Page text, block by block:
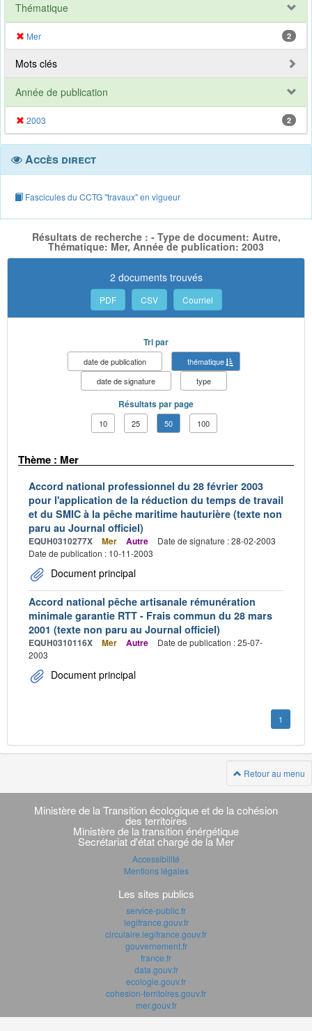
Thématique
Mer 2
Mots clés
Année de publication
2003 2
Accès direct
Fascicules du CCTG "travaux" en vigueur
Résultats de recherche : - Type de document: Autre,
Thématique: Mer, Année de publication: 2003
2 documents trouvés
PDF CSV Courriel
Tri par
date de publication
thématique
date de signature
type
Résultats par page
10 25 50 100
Thème : Mer
Accord national professionnel du 28 février 2003
pour l'application de la réduction du temps de travail
et du SMIC à la pêche maritime hauturière (texte non
paru au Journal officiel)
EQUH0310277X Mer Autre
Date de signature : 28-02-2003
Date de publication : 10-11-2003
Document principal
Accord national pêche artisanale rémunération
minimale garantie RTT - Frais commun du 28 mars
2001 (texte non paru au Journal officiel)
EQUH0310116X Mer Autre
Date de publication : 25-07-
2003
Document principal
1
Retour au menu
Navigation
transverse
Ministère de la Transition écologique et de la cohésion
des territoires
Ministère de la transition énérgétique
Secrétariat d'état chargé de la Mer
Accessibilité
Mentions légales
Les sites publics
service-public.fr
legifrance.gouv.fr
circulaire.legifrance.gouv.fr
gouvernement.fr
france.fr
data.gouv.fr
ecologie.gouv.fr
cohesion-territoires.gouv.fr
mer.gouv.fr